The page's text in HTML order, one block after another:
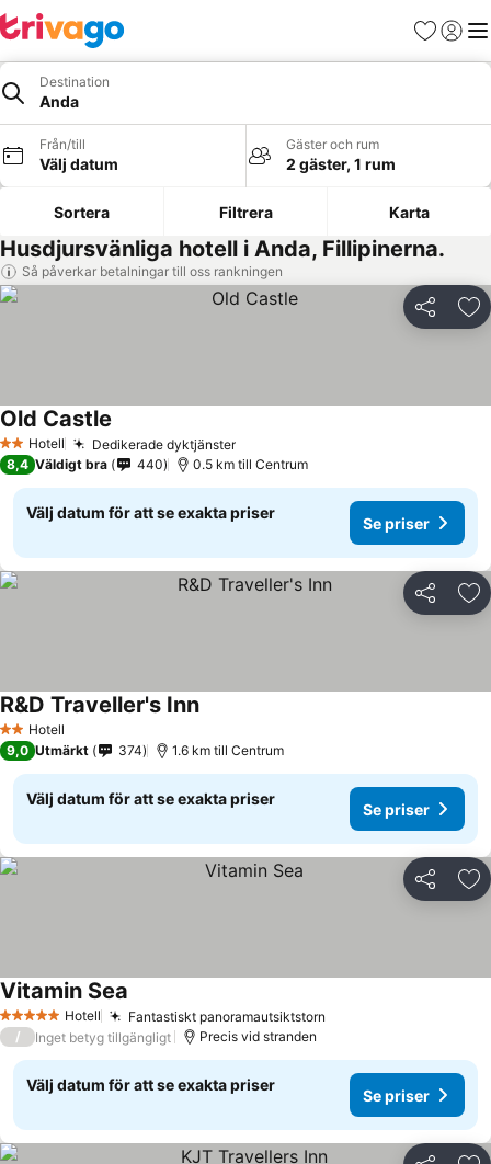
Favoriter
Logga
Destination
Anda
Från/till
Välj datum
Gäster och rum
2 gäster, 1 rum
Sortera Filtrera Karta
Husdjursvänliga hotell i Anda, Fillipinerna.
Så påverkar betalningar till oss rankningen
Dela
2 Stjärnor
Hotell Dedikerade dyktjänsterSe priser
Old Castle
8,4 Väldigt bra 440 0.5 km till Centrum
Välj datum för att se exakta priser
Se priser
Dela
2 Stjärnor
Hotell
R&D Traveller's InnSe priser
9,0 Utmärkt 374 1.6 km till Centrum
Välj datum för att se exakta priser
Se priser
Dela
5 Stjärnor Hotell Fantastiskt panoramautsiktstorn
Vitamin Sea
/ Inget betyg tillgängligt Precis vid stranden
Välj datum för att se exakta priser
Se priser